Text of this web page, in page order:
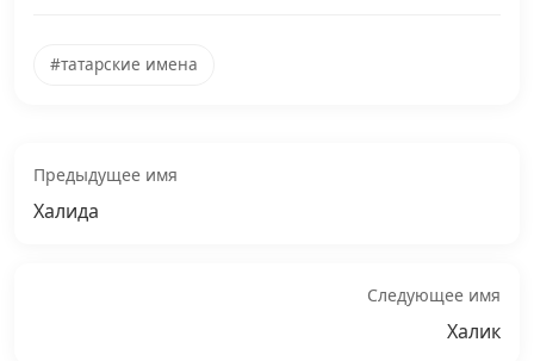
#татарские имена
Предыдущее имя
Халида
Следующее имя
Халик